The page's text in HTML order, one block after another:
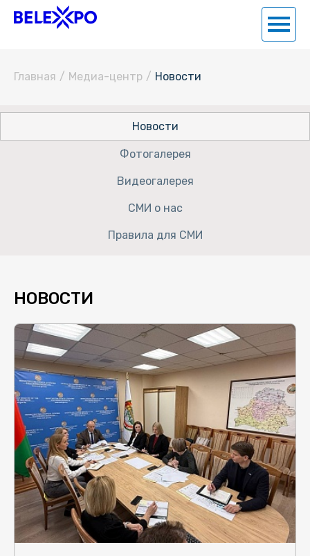
Главная / Медиа-центр / Новости
Новости
Фотогалерея
Видеогалерея
СМИ о нас
Правила для СМИ
НОВОСТИ